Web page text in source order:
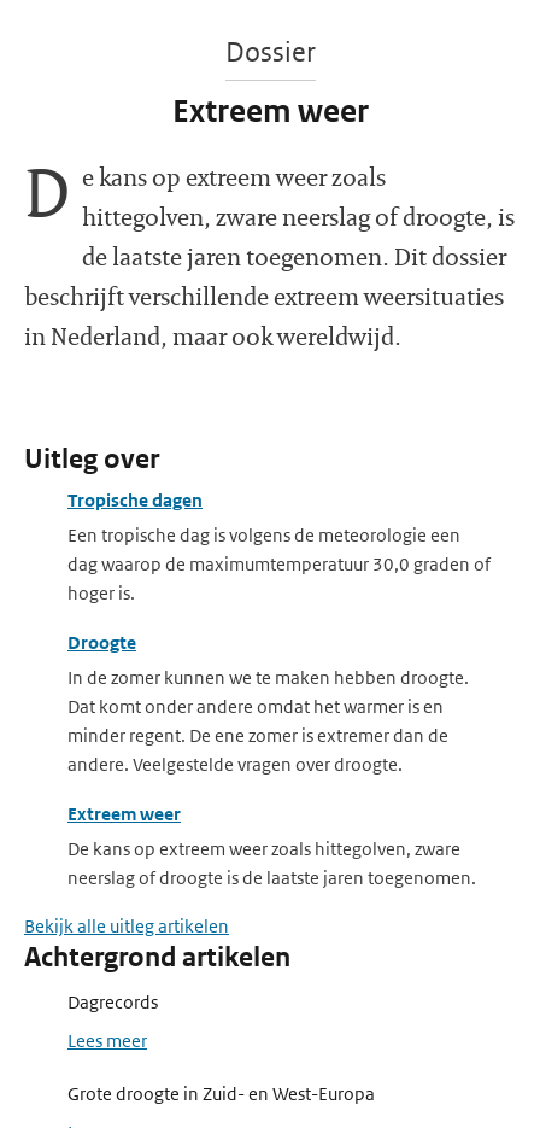
Dossier
Extreem weer
D e kans op extreem weer zoals
hittegolven, zware neerslag of droogte, is
de laatste jaren toegenomen. Dit dossier
beschrijft verschillende extreem weersituaties
in Nederland, maar ook wereldwijd.
Uitleg over
Tropische dagen
Een tropische dag is volgens de meteorologie een
dag waarop de maximumtemperatuur 30,0 graden of
hoger is.
Droogte
In de zomer kunnen we te maken hebben droogte.
Dat komt onder andere omdat het warmer is en
minder regent. De ene zomer is extremer dan de
andere. Veelgestelde vragen over droogte.
Extreem weer
De kans op extreem weer zoals hittegolven, zware
neerslag of droogte is de laatste jaren toegenomen.
Bekijk alle uitleg artikelen
Achtergrond artikelen
Dagrecords
Lees meer
Grote droogte in Zuid- en West-Europa